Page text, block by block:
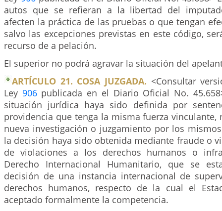
autos que se refieran a la libertad del
afecten la práctica de las pruebas o que tengan
salvo las excepciones previstas en este código,
recurso de a pelación.
El superior no podrá agravar la situación del
ARTÍCULO 21. COSA JUZGADA. <Consultar
Ley 906publicada en el Diario Oficial No.
situación jurídica haya sido definida por
providencia que tenga la misma fuerza vinculante,
nueva investigación o juzgamiento por los
la decisión haya sido obtenida mediante fraude o
de violaciones a los derechos humanos o
Derecho Internacional Humanitario, que se
decisión de una instancia internacional de
derechos humanos, respecto de la cual el
aceptado formalmente la competencia.